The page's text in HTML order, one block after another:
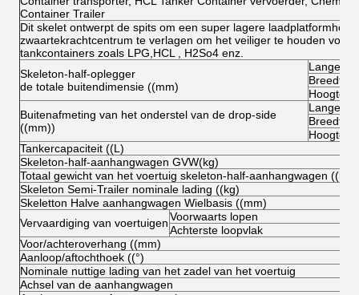
Container Trailer
Dit skelet ontwerpt de spits om een super lagere
zwaartekrachtcentrum te verlagen om het veiliger te houden voor
tankcontainers zoals LPG,HCL , H2So4 enz.
Skeleton-half-oplegger
de totale buitendimensie ((mm)
Lange
Breedte
Hoogte
Buitenafmeting van het onderstel van de drop-side
((mm))
Lange
Breedte
Hoogte
Tankercapaciteit ((L)
Skeleton-half-aanhangwagen GVW(kg)
Totaal gewicht van het voertuig skeleton-half-aanhangwagen ((kg)
Skeleton Semi-Trailer nominale lading ((kg)
Skeletton Halve aanhangwagen Wielbasis ((mm)
Vervaardiging van voertuigenVoorwaarts lopen
Achterste loopvlak
Voor/achteroverhang ((mm)
Aanloop/aftochthoek ((°)
Nominale nuttige lading van het zadel van het voertuig
Achsel van de aanhangwagen